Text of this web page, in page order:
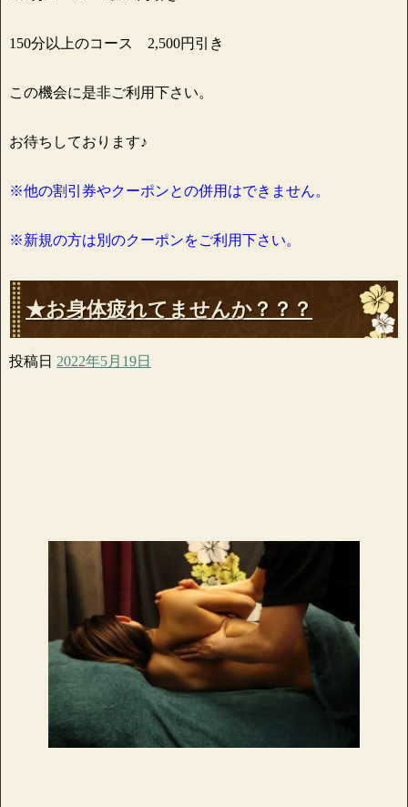
150分以上のコース 2,500円引き
この機会に是非ご利用下さい。
お待ちしております♪
※他の割引券やクーポンとの併用はできません。
※新規の方は別のクーポンをご利用下さい。
★お身体疲れてませんか？？？
投稿日 2022年5月19日